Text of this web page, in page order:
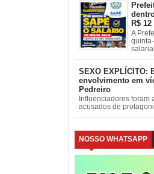
R$
A
SEXO EXPLÍCITO:
envolvimento em
Pedreiro
Influenciadores foram
acusados de
NOSSO WHATSAPP